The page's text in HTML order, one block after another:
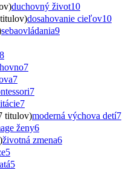
duchovný život10
dosahovanie cieľov10
sebaovládania9
8
7
7
7
7
titulov)moderná výchova detí7
ženy6
životná zmena6
5
5